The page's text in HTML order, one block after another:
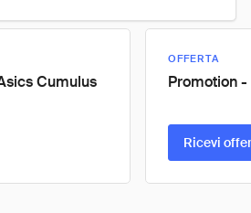
Cumulus
OFFERTA
Promotion
Ricevi